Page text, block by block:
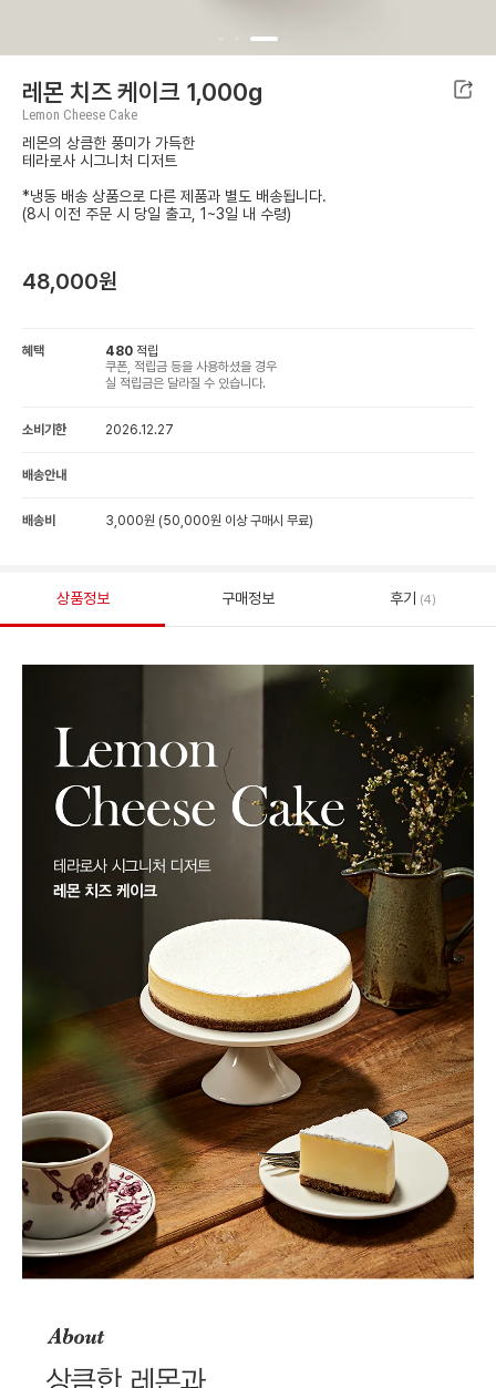
레몬 치즈 케이크 1,000g
Lemon Cheese Cake
레몬의 상큼한 풍미가 가득한
테라로사 시그니처 디저트
*냉동 배송 상품으로 다른 제품과 별도 배송됩니다.
(8시 이전 주문 시 당일 출고, 1~3일 내 수령)
48,000원
혜택 480 적립
쿠폰, 적립금 등을 사용하셨을 경우
실 적립금은 달라질 수 있습니다.
소비기한 2026.12.27
배송안내
배송비 3,000원 (50,000원 이상 구매시 무료)
상품정보 구매정보 후기 (4)